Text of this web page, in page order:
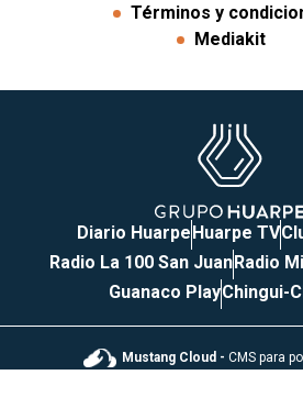
Términos y
Mediakit
Diario HuarpeHuarpe TV
Radio La 100 San JuanRadio
Guanaco PlayChingui-
Mustang Cloud - CMS para